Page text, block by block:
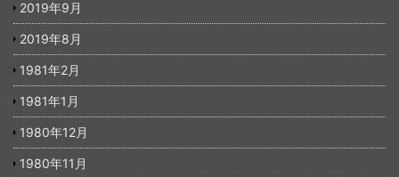
2019年9月
2019年8月
1981年2月
1981年1月
1980年12月
1980年11月